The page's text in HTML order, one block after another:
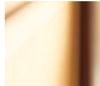
ナ
ビ